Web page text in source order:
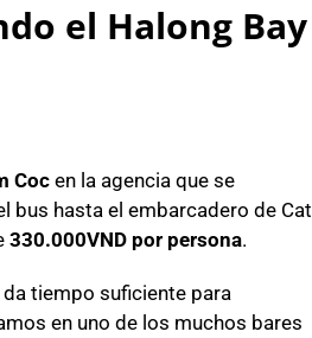
el Halong Bay
Coc en la agencia que se
bus hasta el embarcadero de Cat
330.000VND por persona.
da tiempo suficiente para
en uno de los muchos bares